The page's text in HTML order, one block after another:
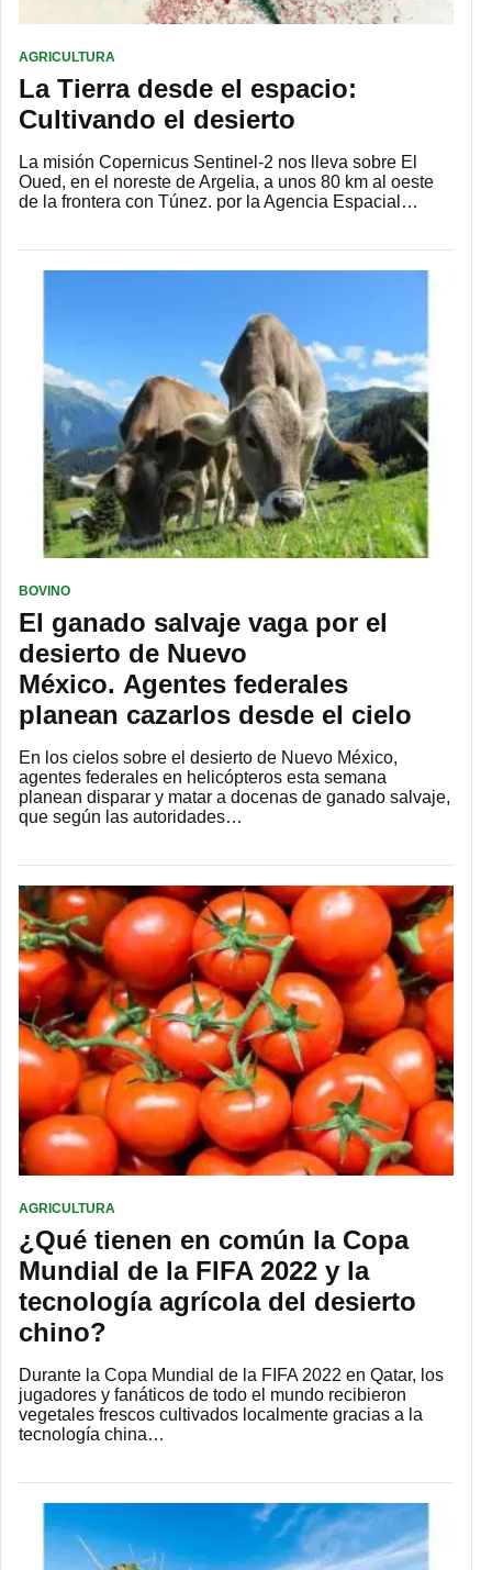
AGRICULTURA
La Tierra desde el espacio:
Cultivando el desierto
La misión Copernicus Sentinel-2 nos lleva sobre El
Oued, en el noreste de Argelia, a unos 80 km al oeste
de la frontera con Túnez. por la Agencia Espacial…
BOVINO
El ganado salvaje vaga por el
desierto de Nuevo
México. Agentes federales
planean cazarlos desde el cielo
En los cielos sobre el desierto de Nuevo México,
agentes federales en helicópteros esta semana
planean disparar y matar a docenas de ganado salvaje,
que según las autoridades…
AGRICULTURA
¿Qué tienen en común la Copa
Mundial de la FIFA 2022 y la
tecnología agrícola del desierto
chino?
Durante la Copa Mundial de la FIFA 2022 en Qatar, los
jugadores y fanáticos de todo el mundo recibieron
vegetales frescos cultivados localmente gracias a la
tecnología china…